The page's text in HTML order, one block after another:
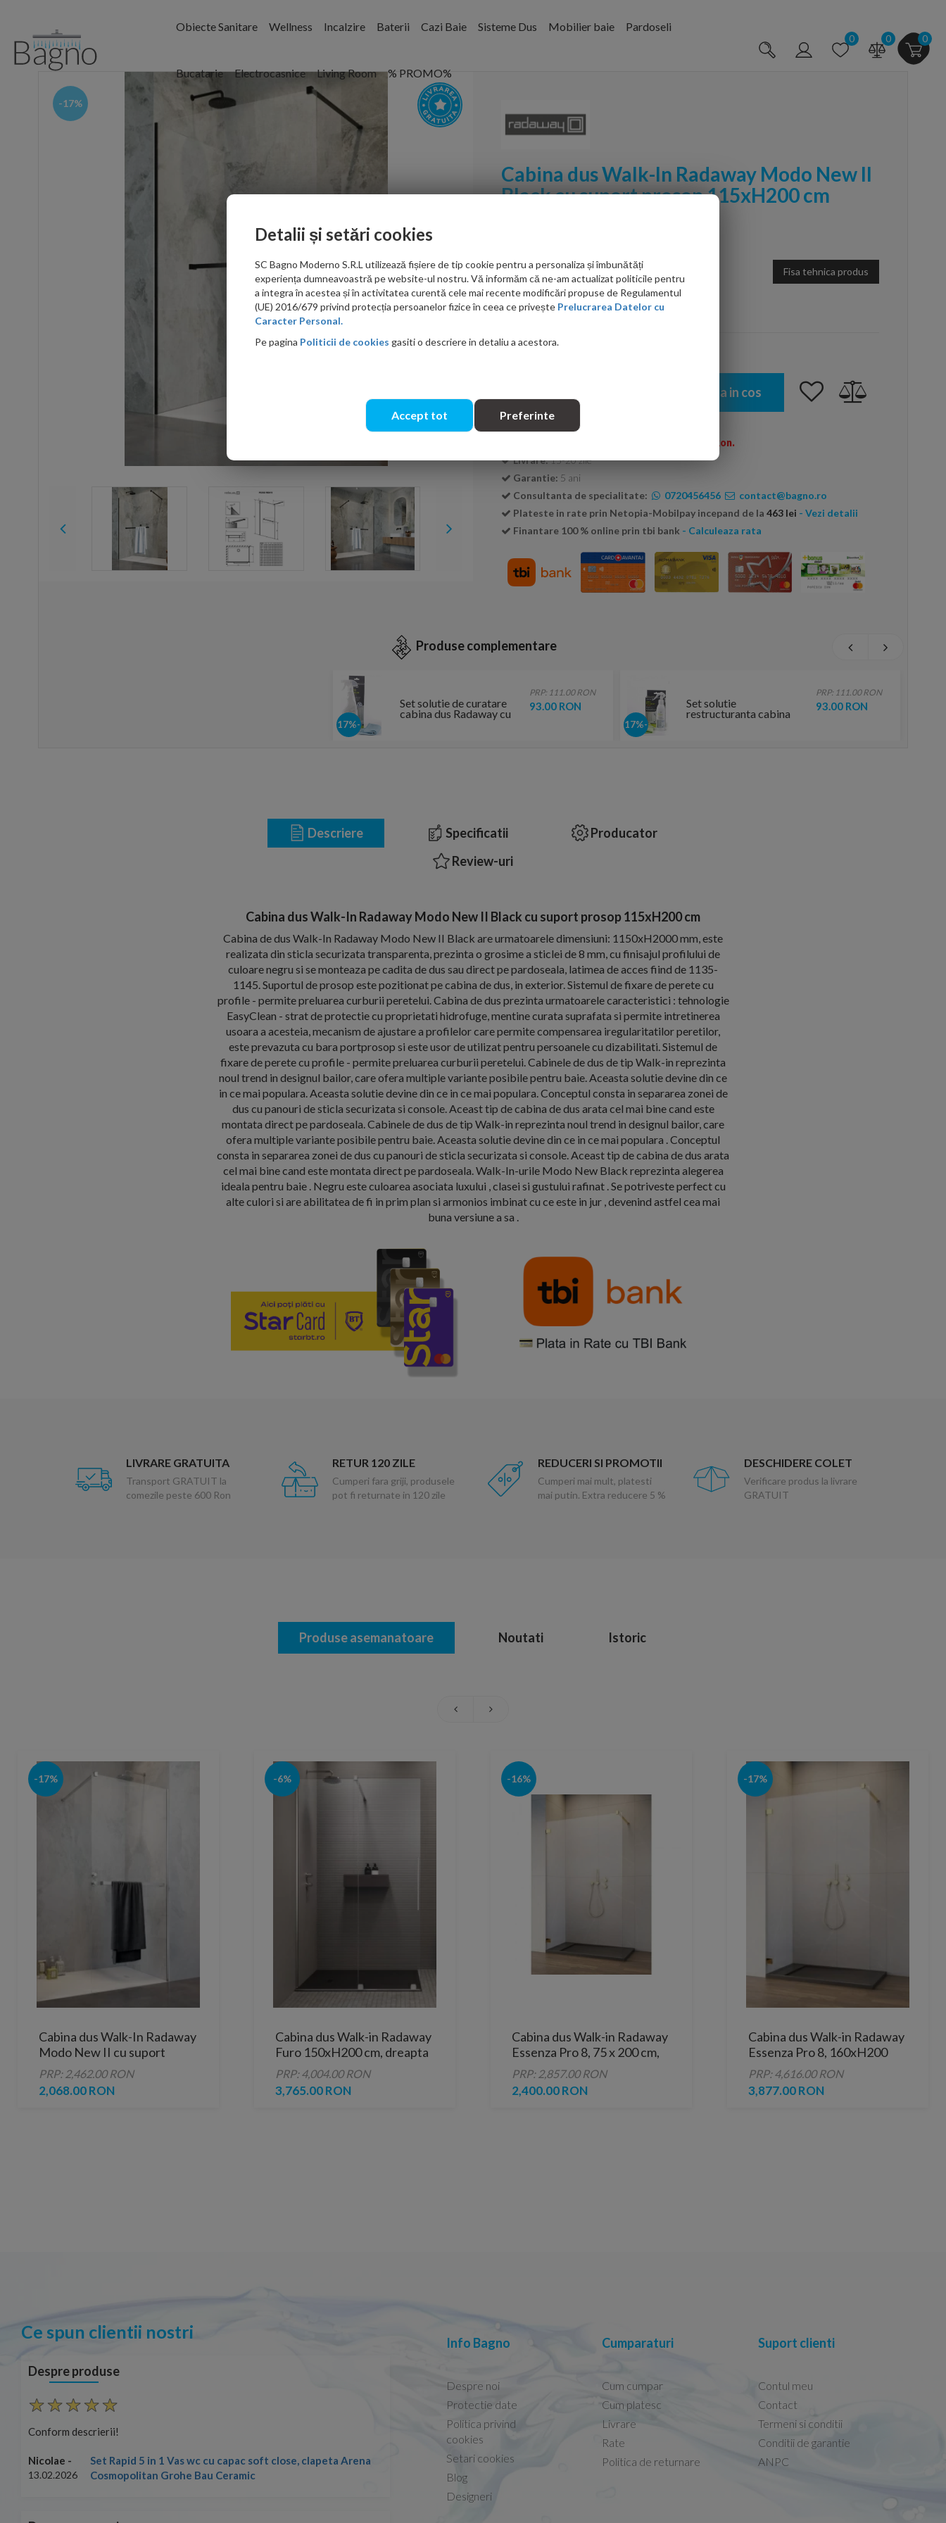
Obiecte Sanitare Wellness Incalzire Baterii Cazi Baie Sisteme Dus Mobilier baie Pardoseli
Bucatarie Electrocasnice Living Room % PROMO%
0 0 0
-17%
Cabina dus Walk-In Radaway Modo New II
Black cu suport prosop 115xH200 cm
PRP: 3,308.00 RON
2,778.00 RON Fisa tehnica produs
Ati gasit in alta parte mai ieftin?
Adauga in cos
Transport GRATUIT la comenzi peste 600 Ron.
Livrare:15-20 zile
Garantie: 5 ani
Consultanta de specialitate:
0720456456
contact@bagno.ro
Plateste in rate prin Netopia-Mobilpay incepand de la 463 lei - Vezi detalii
Finantare 100 % online prin tbi bank - Calculeaza rata
Produse complementare
-17%
Set solutie
restructuranta cabina
PRP: 111.00 RON
93.00 RON
-17%
Set solutie de curatare
cabina dus Radaway cu
PRP: 111.00 RON
93.00 RON
Descriere Specificatii
Producator
Review-uri
Cabina dus Walk-In Radaway Modo New II Black cu suport prosop 115xH200 cm
Cabina de dus Walk-In Radaway Modo New II Black are urmatoarele dimensiuni: 1150xH2000 mm, este
realizata din sticla securizata transparenta, prezinta o grosime a sticlei de 8 mm, cu finisajul profilului de
culoare negru si se monteaza pe cadita de dus sau direct pe pardoseala, latimea de acces fiind de 1135-
1145. Suportul de prosop este pozitionat pe cabina de dus, in exterior. Sistemul de fixare de perete cu
profile - permite preluarea curburii peretelui. Cabina de dus prezinta urmatoarele caracteristici : tehnologie
EasyClean - strat de protectie cu proprietati hidrofuge, mentine curata suprafata si permite intretinerea
usoara a acesteia, mecanism de ajustare a profilelor care permite compensarea iregularitatilor peretilor,
este prevazuta cu bara portprosop si este usor de utilizat pentru persoanele cu dizabilitati. Sistemul de
fixare de perete cu profile - permite preluarea curburii peretelui. Cabinele de dus de tip Walk-in reprezinta
noul trend in designul bailor, care ofera multiple variante posibile pentru baie. Aceasta solutie devine din ce
in ce mai populara. Aceasta solutie devine din ce in ce mai populara. Conceptul consta in separarea zonei de
dus cu panouri de sticla securizata si console. Aceast tip de cabina de dus arata cel mai bine cand este
montata direct pe pardoseala. Cabinele de dus de tip Walk-in reprezinta noul trend in designul bailor, care
ofera multiple variante posibile pentru baie. Aceasta solutie devine din ce in ce mai populara . Conceptul
consta in separarea zonei de dus cu panouri de sticla securizata si console. Aceast tip de cabina de dus arata
cel mai bine cand este montata direct pe pardoseala. Walk-In-urile Modo New Black reprezinta alegerea
ideala pentru baie . Negru este culoarea asociata luxului , clasei si gustului rafinat . Se potriveste perfect cu
alte culori si are abilitatea de fi in prim plan si armonios imbinat cu ce este in jur , devenind astfel cea mai
buna versiune a sa .
LIVRARE GRATUITA
Transport GRATUIT la
comezile peste 600 Ron
RETUR 120 ZILE
Cumperi fara griji, produsele
pot fi returnate in 120 zile
REDUCERI SI PROMOTII
Cumperi mai mult, platesti
mai putin. Extra reducere 5 %
DESCHIDERE COLET
Verificare produs la livrare
GRATUIT
Produse asemanatoare Noutati Istoric
-17%
Cabina dus Walk-In Radaway
Modo New II cu suport
prosop 90xH200 cm
PRP: 2,462.00 RON
2,068.00 RON
-6%
Cabina dus Walk-in Radaway
Furo 150xH200 cm, dreapta
PRP: 4,004.00 RON
3,765.00 RON
-16%
Cabina dus Walk-in Radaway
Essenza Pro 8, 75 x 200 cm,
gold
PRP: 2,857.00 RON
2,400.00 RON
-17%
Cabina dus Walk-in Radaway
Essenza Pro 8, 160xH200
cm, gold
PRP: 4,616.00 RON
3,877.00 RON
Ce spun clientii nostri
Despre produse
Conform descrierii!
Nicolae -
13.02.2026
Set Rapid 5 in 1 Vas wc cu capac soft close, clapeta Arena
Cosmopolitan Grohe Bau Ceramic
Conform descrierii!
13.02.2026
Capacele Grohe sunt de bună calitate și se
Marius -08.02.2026
Info Bagno
Despre noi
Protectie date
Politica privind
cookies
Setari cookies
Blog
Designeri
Cumparaturi
Cum cumpar
Cum platesc
Livrare
Rate
Politica de returnare
Suport clienti
Contul meu
Contact
Termeni si conditii
Conditii de garantie
ANPC
Detalii și setări cookies
SC Bagno Moderno S.R.L utilizează fișiere de tip cookie pentru a personaliza și îmbunătăți
experiența dumneavoastră pe website-ul nostru. Vă informăm că ne-am actualizat politicile pentru
a integra în acestea și în activitatea curentă cele mai recente modificări propuse de Regulamentul
(UE) 2016/679 privind protecția persoanelor fizice în ceea ce privește Prelucrarea Datelor cu
Caracter Personal.
Pe pagina Politicii de cookies gasiti o descriere in detaliu a acestora.
Accept tot Preferinte